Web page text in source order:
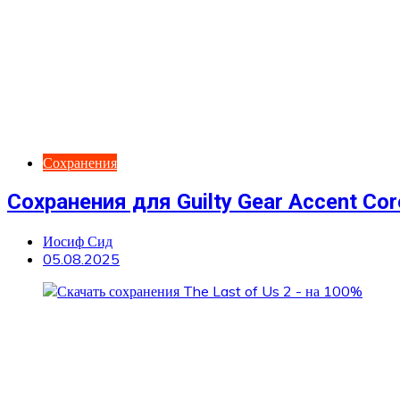
Сохранения
Сохранения для Guilty Gear Accent
Иосиф Сид
05.08.2025